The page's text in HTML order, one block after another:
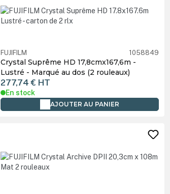
FUJIFILM 1058849
Crystal Suprême HD 17,8cmx167,6m -
Lustré - Marqué au dos (2 rouleaux)
277,74 € HT
En stock
AJOUTER AU PANIER